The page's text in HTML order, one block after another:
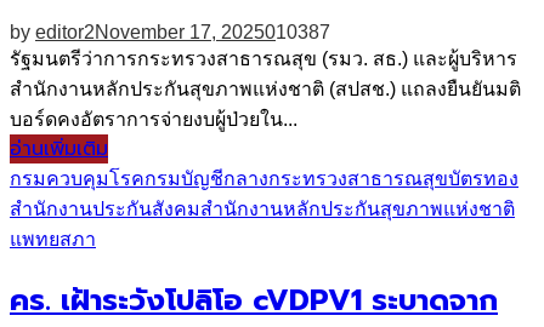
by editor2November 17, 2025010387
รัฐมนตรีว่าการกระทรวงสาธารณสุข (รมว. สธ.) และผู้บริหาร
สำนักงานหลักประกันสุขภาพแห่งชาติ (สปสช.) แถลงยืนยันมติ
บอร์ดคงอัตราการจ่ายงบผู้ป่วยใน...
อ่านเพิ่มเติม
กรมควบคุมโรคกรมบัญชีกลางกระทรวงสาธารณสุขบัตรทอง
สำนักงานประกันสังคมสำนักงานหลักประกันสุขภาพแห่งชาติ
แพทยสภา
คร. เฝ้าระวังโปลิโอ cVDPV1 ระบาดจาก